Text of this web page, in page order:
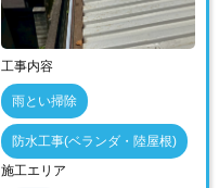
工事内容
雨とい掃除
防水工事(ベランダ・陸屋根)
施工エリア